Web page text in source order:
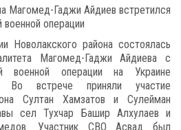
Магомед-Гаджи Айдиев встретился
военной операции
Новолакского района состоялась
Магомед-Гаджи Айдиева с
военной операции на Украине
Во встрече приняли участие
Султан Хамзатов и Сулейман
сел Тухчар Башир Алхулаев и
Участник СВО Асвад был